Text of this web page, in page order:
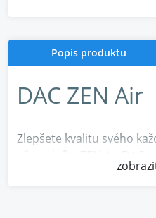
Popis produktu
DAC ZEN Air
Zlepšete kvalitu svého